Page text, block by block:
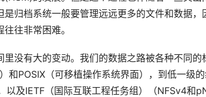
是归档系统一般要管理远远更多的文件和数据
往非常困难。
里没有大的变动。我们的数据之路被各种不同
和POSIX（可移植操作系统界面），到低一级
以及IETF（国际互联工程任务组）（NFSv4和